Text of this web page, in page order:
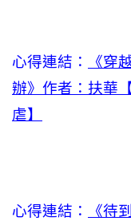
心得連結：
《穿
辦》作者：扶華
虐】
心得連結：
《待